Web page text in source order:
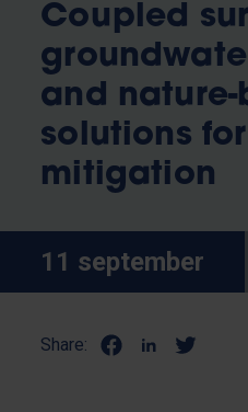
Coupled
and nature-
solutions
mitigation
11 september
Share: